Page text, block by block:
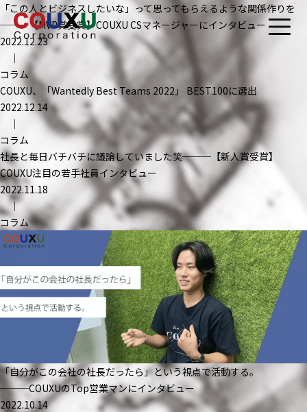
Journal
「この人とビジネスしたいな」って思ってもらえるような関係作りを
───【MVP賞受賞】COUXU CSマネージャーにインタビュー
2022.12.23
｜
コラム
COUXU、「Wantedly Best Teams 2022」 BEST100に選出
2022.12.14
｜
コラム
社長と毎日バチバチに議論していました笑───【新人賞受賞】
COUXU注目の若手社員インタビュー
2022.11.18
｜
コラム
「自分がこの会社の社長だったら」という視点で活動する。
───COUXUのTop営業マンにインタビュー
2022.10.14